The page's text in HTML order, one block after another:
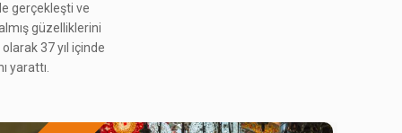
gerçekleşti ve
güzelliklerini
37 yıl içinde
yarattı.